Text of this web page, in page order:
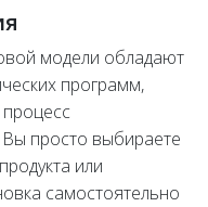
модели обладают
программ,
просто выбираете
или
самостоятельно